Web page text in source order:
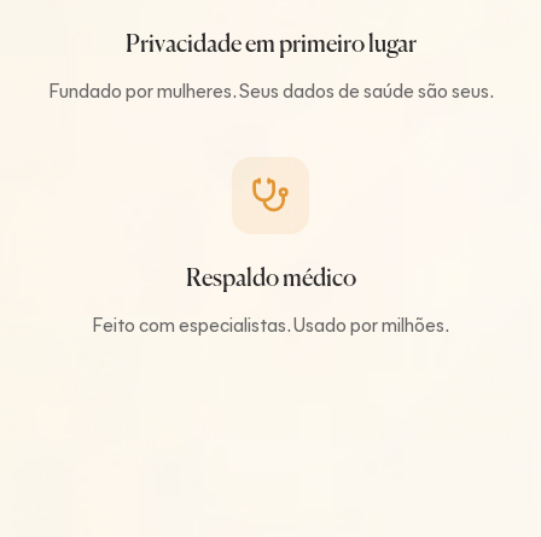
Privacidade em primeiro lugar
Fundado por mulheres. Seus dados de saúde são seus.
Respaldo médico
Feito com especialistas. Usado por milhões.